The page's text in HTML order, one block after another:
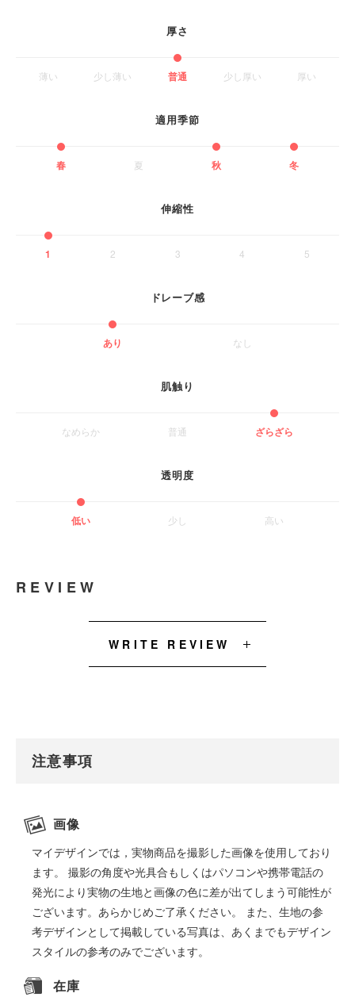
厚さ
薄い 少し薄い 普通 少し厚い 厚い
適用季節
春 夏 秋 冬
伸縮性
1 2 3 4 5
ドレーブ感
あり なし
肌触り
なめらか 普通 ざらざら
透明度
低い 少し 高い
REVIEW
WRITE REVIEW
注意事項
画像
マイデザインでは，実物商品を撮影した画像を使用しており
ます。 撮影の角度や光具合もしくはパソコンや携帯電話の
発光により実物の生地と画像の色に差が出てしまう可能性が
ございます。あらかじめご了承ください。 また、生地の参
考デザインとして掲載している写真は、あくまでもデザイン
スタイルの参考のみでございます。
在庫